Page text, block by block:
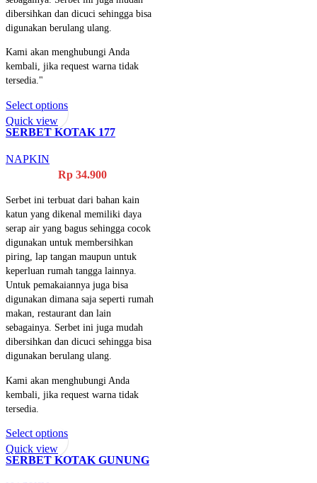
dibersihkan dan dicuci sehingga bisa
digunakan berulang ulang.
Kami akan menghubungi Anda
kembali, jika request warna tidak
tersedia."
Select options
Quick view
SERBET KOTAK 177
NAPKIN
Rp34.900
Serbet ini terbuat dari bahan kain
katun yang dikenal memiliki daya
serap air yang bagus sehingga cocok
digunakan untuk membersihkan
piring, lap tangan maupun untuk
keperluan rumah tangga lainnya.
Untuk pemakaiannya juga bisa
digunakan dimana saja seperti rumah
makan, restaurant dan lain
sebagainya. Serbet ini juga mudah
dibersihkan dan dicuci sehingga bisa
digunakan berulang ulang.
Kami akan menghubungi Anda
kembali, jika request warna tidak
tersedia.
Select options
Quick view
SERBET KOTAK GUNUNG